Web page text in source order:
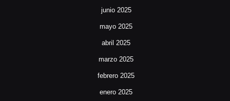
junio 2025
mayo 2025
abril 2025
marzo 2025
febrero 2025
enero 2025